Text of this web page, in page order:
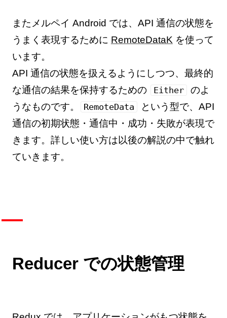
またメルペイ Android では、API 通信の状態を
うまく表現するために RemoteDataK を使って
います。
API 通信の状態を扱えるようにしつつ、最終的
な通信の結果を保持するための
Either
のよ
うなものです。
RemoteData
という型で、API
通信の初期状態・通信中・成功・失敗が表現で
きます。詳しい使い方は以後の解説の中で触れ
ていきます。
Reducer での状態管理